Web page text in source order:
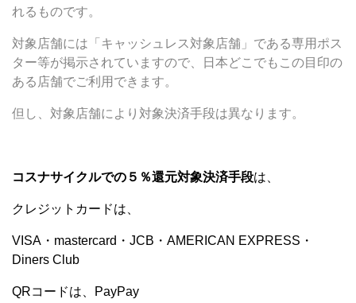
れるものです。
対象店舗には「キャッシュレス対象店舗」である専用ポス
ター等が掲示されていますので、日本どこでもこの目印の
ある店舗でご利用できます。
但し、対象店舗により対象決済手段は異なります。
コスナサイクルでの ５％還元対象決済手段は、
クレジットカードは、
VISA・mastercard・JCB・AMERICAN EXPRESS・
Diners Club
QRコードは、PayPay